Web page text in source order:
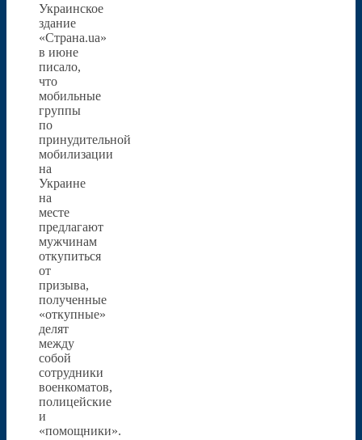
Украинское
здание
«Страна.ua»
в июне
писало,
что
мобильные
группы
по
принудительной
мобилизации
на
Украине
на
месте
предлагают
мужчинам
откупиться
от
призыва,
полученные
«откупные»
делят
между
собой
сотрудники
военкоматов,
полицейские
и
«помощники».